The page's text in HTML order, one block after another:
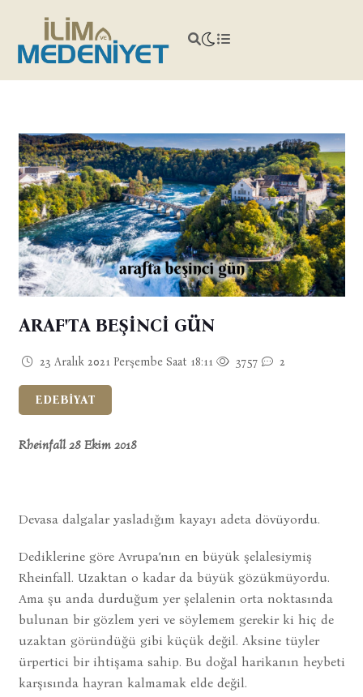
ARAF'TA BEŞİNCİ GÜN
23 Aralık 2021 Perşembe Saat 18:11 3757 2
EDEBİYAT
Rheinfall 28 Ekim 2018
Devasa dalgalar yasladığım kayayı adeta dövüyordu.
Dediklerine göre Avrupa’nın en büyük şelalesiymiş
Rheinfall. Uzaktan o kadar da büyük gözükmüyordu.
Ama şu anda durduğum yer şelalenin orta noktasında
bulunan bir gözlem yeri ve söylemem gerekir ki hiç de
uzaktan göründüğü gibi küçük değil. Aksine tüyler
ürpertici bir ihtişama sahip. Bu doğal harikanın heybeti
karşısında hayran kalmamak elde değil.